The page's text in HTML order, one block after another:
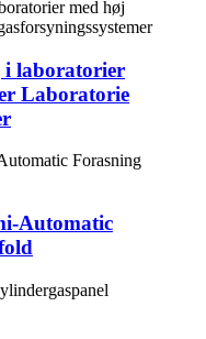
i laboratorier
Laboratorie
Automatic